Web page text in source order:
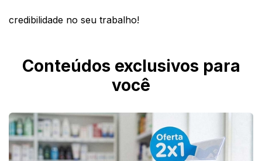
credibilidade no seu trabalho!
Conteúdos exclusivos para
você